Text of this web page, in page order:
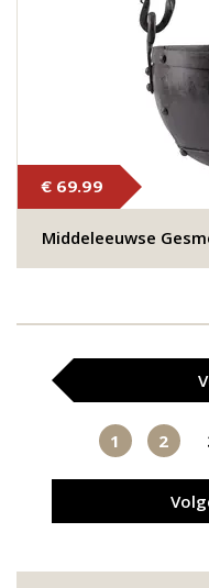
€ 69.99
Middeleeuwse
1 2